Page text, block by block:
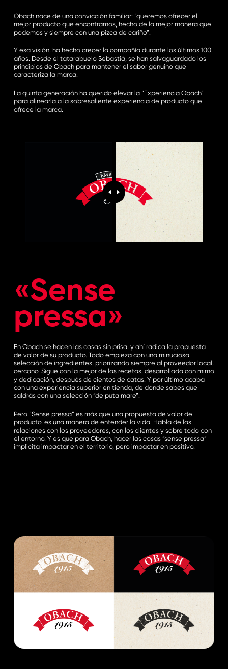
Obach nace de una convicción familiar: “queremos ofrecer el
mejor producto que encontramos, hecho de la mejor manera que
podemos y siempre con una pizca de cariño”.
Y esa visión, ha hecho crecer la compañía durante los últimos 100
años. Desde el tatarabuelo Sebastià, se han salvaguardado los
principios de Obach para mantener el sabor genuino que
caracteriza la marca.
La quinta generación ha querido elevar la “Experiencia Obach”
para alinearla a la sobresaliente experiencia de producto que
ofrece la marca.
«Sense
pressa»
En Obach se hacen las cosas sin prisa, y ahí radica la propuesta
de valor de su producto. Todo empieza con una minuciosa
selección de ingredientes, priorizando siempre al proveedor local,
cercano. Sigue con la mejor de las recetas, desarrollada con mimo
y dedicación, después de cientos de catas. Y por último acaba
con una experiencia superior en tienda, de donde sabes que
saldrás con una selección “de puta mare”.
Pero “Sense pressa” es más que una propuesta de valor de
producto, es una manera de entender la vida. Habla de las
relaciones con los proveedores, con los clientes y sobre todo con
el entorno. Y es que para Obach, hacer las cosas “sense pressa”
implicita impactar en el territorio, pero impactar en positivo.